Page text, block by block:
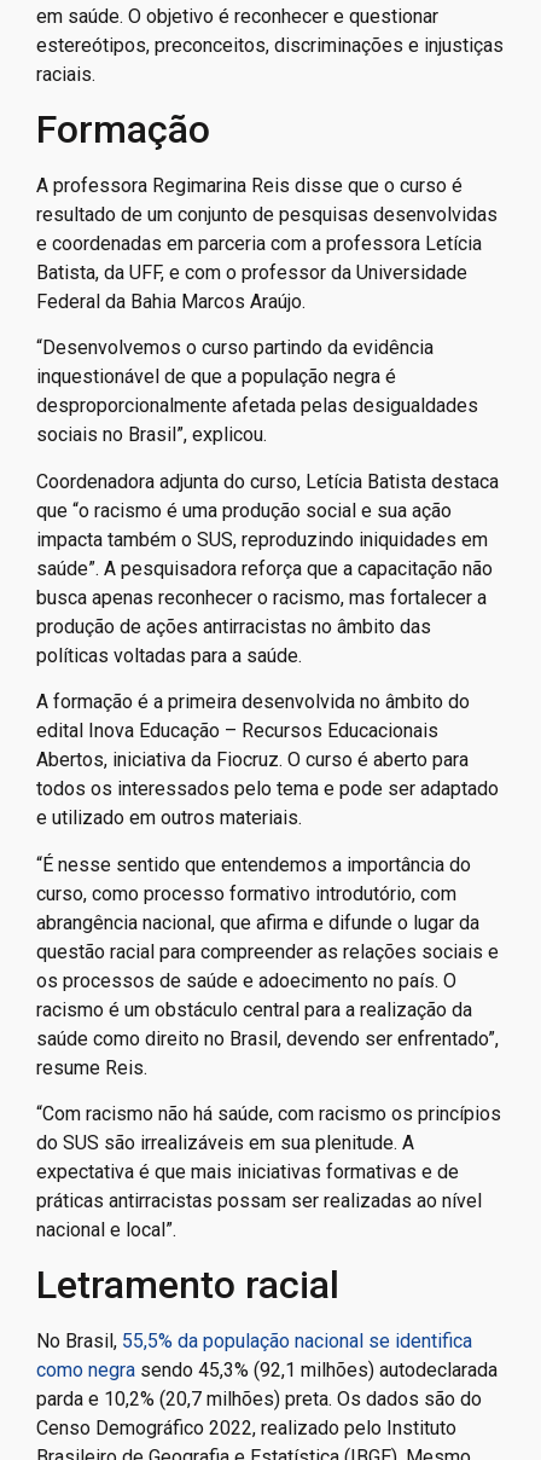
em saúde. O objetivo é reconhecer e questionar
estereótipos, preconceitos, discriminações e injustiças
raciais.
Formação
A professora Regimarina Reis disse que o curso é
resultado de um conjunto de pesquisas desenvolvidas
e coordenadas em parceria com a professora Letícia
Batista, da UFF, e com o professor da Universidade
Federal da Bahia Marcos Araújo.
“Desenvolvemos o curso partindo da evidência
inquestionável de que a população negra é
desproporcionalmente afetada pelas desigualdades
sociais no Brasil”, explicou.
Coordenadora adjunta do curso, Letícia Batista destaca
que “o racismo é uma produção social e sua ação
impacta também o SUS, reproduzindo iniquidades em
saúde”. A pesquisadora reforça que a capacitação não
busca apenas reconhecer o racismo, mas fortalecer a
produção de ações antirracistas no âmbito das
políticas voltadas para a saúde.
A formação é a primeira desenvolvida no âmbito do
edital Inova Educação – Recursos Educacionais
Abertos, iniciativa da Fiocruz. O curso é aberto para
todos os interessados pelo tema e pode ser adaptado
e utilizado em outros materiais.
“É nesse sentido que entendemos a importância do
curso, como processo formativo introdutório, com
abrangência nacional, que afirma e difunde o lugar da
questão racial para compreender as relações sociais e
os processos de saúde e adoecimento no país. O
racismo é um obstáculo central para a realização da
saúde como direito no Brasil, devendo ser enfrentado”,
resume Reis.
“Com racismo não há saúde, com racismo os princípios
do SUS são irrealizáveis em sua plenitude. A
expectativa é que mais iniciativas formativas e de
práticas antirracistas possam ser realizadas ao nível
nacional e local”.
Letramento racial
No Brasil, 55,5% da população nacional se identifica
como negra sendo 45,3% (92,1 milhões) autodeclarada
parda e 10,2% (20,7 milhões) preta. Os dados são do
Censo Demográfico 2022, realizado pelo Instituto